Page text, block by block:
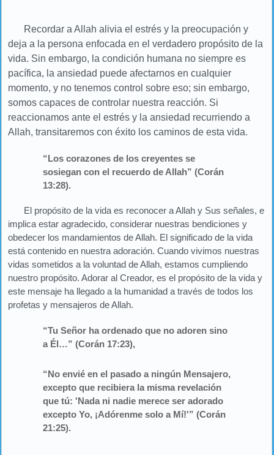
Recordar a Allah alivia el estrés y la preocupación y
deja a la persona enfocada en el verdadero propósito de la
vida. Sin embargo, la condición humana no siempre es
pacífica, la ansiedad puede afectarnos en cualquier
momento, y no tenemos control sobre eso; sin embargo,
somos capaces de controlar nuestra reacción. Si
reaccionamos ante el estrés y la ansiedad recurriendo a
Allah, transitaremos con éxito los caminos de esta vida.
“Los corazones de los creyentes se
sosiegan con el recuerdo de Allah” (Corán
13:28).
El propósito de la vida es reconocer a Allah y Sus señales, e
implica estar agradecido, considerar nuestras bendiciones y
obedecer los mandamientos de Allah. El significado de la vida
está contenido en nuestra adoración. Cuando vivimos nuestras
vidas sometidos a la voluntad de Allah, estamos cumpliendo
nuestro propósito. Adorar al Creador, es el propósito de la vida y
este mensaje ha llegado a la humanidad a través de todos los
profetas y mensajeros de Allah.
“Tu Señor ha ordenado que no adoren sino
a Él…” (Corán 17:23),
“No envié en el pasado a ningún Mensajero,
excepto que recibiera la misma revelación
que tú: 'Nada ni nadie merece ser adorado
excepto Yo, ¡Adórenme solo a Mí!'” (Corán
21:25).